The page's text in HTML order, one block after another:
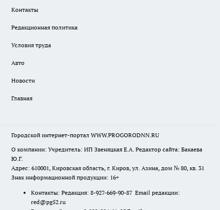
Контакты
Редакционная политика
Условия труда
Авто
Новости
Главная
Городской интернет-портал WWW.PROGORODNN.RU
О компании: Учредитель: ИП Звеняцкая Е.А. Редактор сайта: Бакаева
Ю.Г.
Адрес: 610001, Кировская область, г. Киров, ул. Азина, дом № 80, кв. 31
Знак информационной продукции: 16+
Контакты: Редакция: 8-927-669-90-87 Email редакции:
red@pg52.ru